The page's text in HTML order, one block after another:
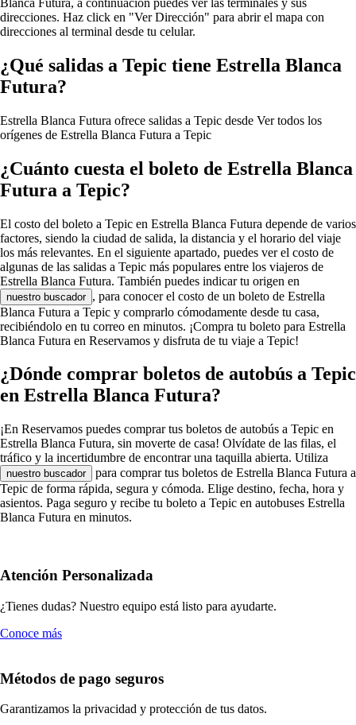
Blanca Futura, a continuación puedes ver las terminales y sus
direcciones. Haz click en "Ver Dirección" para abrir el mapa con
direcciones al terminal desde tu celular.
¿Qué salidas a Tepic tiene Estrella Blanca
Futura?
Estrella Blanca Futura ofrece salidas a Tepic desde Ver todos los
orígenes de Estrella Blanca Futura a Tepic
¿Cuánto cuesta el boleto de Estrella Blanca
Futura a Tepic?
El costo del boleto a Tepic en Estrella Blanca Futura depende de varios
factores, siendo la ciudad de salida, la distancia y el horario del viaje
los más relevantes. En el siguiente apartado, puedes ver el costo de
algunas de las salidas a Tepic más populares entre los viajeros de
Estrella Blanca Futura. También puedes indicar tu origen en
nuestro buscador , para conocer el costo de un boleto de Estrella
Blanca Futura a Tepic y comprarlo cómodamente desde tu casa,
recibiéndolo en tu correo en minutos. ¡Compra tu boleto para Estrella
Blanca Futura en Reservamos y disfruta de tu viaje a Tepic!
¿Dónde comprar boletos de autobús a Tepic
en Estrella Blanca Futura?
¡En Reservamos puedes comprar tus boletos de autobús a Tepic en
Estrella Blanca Futura, sin moverte de casa! Olvídate de las filas, el
tráfico y la incertidumbre de encontrar una taquilla abierta. Utiliza
nuestro buscador
para comprar tus boletos de Estrella Blanca Futura a
Tepic de forma rápida, segura y cómoda. Elige destino, fecha, hora y
asientos. Paga seguro y recibe tu boleto a Tepic en autobuses Estrella
Blanca Futura en minutos.
Atención Personalizada
¿Tienes dudas? Nuestro equipo está listo para ayudarte.
Conoce más
Métodos de pago seguros
Garantizamos la privacidad y protección de tus datos.